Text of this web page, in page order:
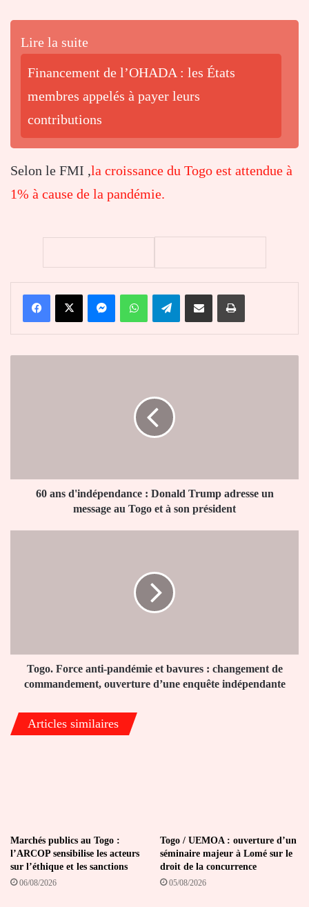
Lire la suite
Financement de l’OHADA : les États
membres appelés à payer leurs
contributions
Selon le FMI ,la croissance du Togo est attendue à
1% à cause de la pandémie.
FacebookX MessengerWhatsAppTelegramPartager par email Imprimer
message
60 ans d'indépendance : Donald Trump adresse un
message au Togo et à son président
commandement,
ouverture
d’une
indépendante
Togo. Force anti-pandémie et bavures : changement de
commandement, ouverture d’une enquête indépendante
Articles similaires
Marchés publics au Togo :
l’ARCOP sensibilise les acteurs
sur l’éthique et les sanctions
06/08/2026
Togo / UEMOA : ouverture d’un
séminaire majeur à Lomé sur le
droit de la concurrence
05/08/2026